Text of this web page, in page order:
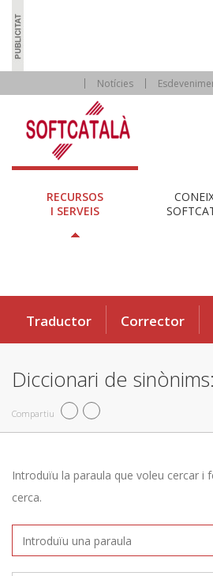
Notícies
RECURSOS
I SERVEIS
Traductor Corrector
Diccionari de
Compartiu
Introduïu la paraula que voleu cercar i
cerca.